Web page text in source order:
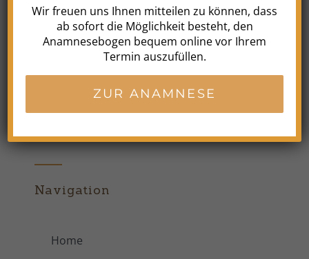
Irmintrudisstr. 3
0228 – 908 268 0
Navigation
Home
Wir freuen uns Ihnen mitteilen zu können, dass
ab sofort die Möglichkeit besteht, den
Anamnesebogen bequem online vor Ihrem
Termin auszufüllen.
ZUR ANAMNESE